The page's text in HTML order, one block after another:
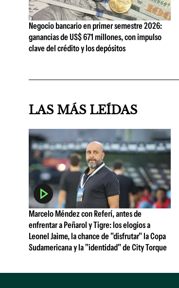
Negocio bancario en primer semestre 2026:
ganancias de US$ 671 millones, con impulso
clave del crédito y los depósitos
LAS MÁS LEÍDAS
Marcelo Méndez con Referí, antes de
enfrentar a Peñarol y Tigre: los elogios a
Leonel Jaime, la chance de "disfrutar" la Copa
Sudamericana y la "identidad" de City Torque